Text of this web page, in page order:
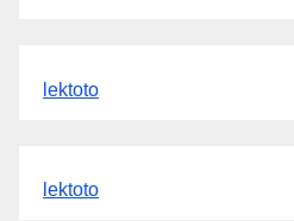
lektoto
lektoto